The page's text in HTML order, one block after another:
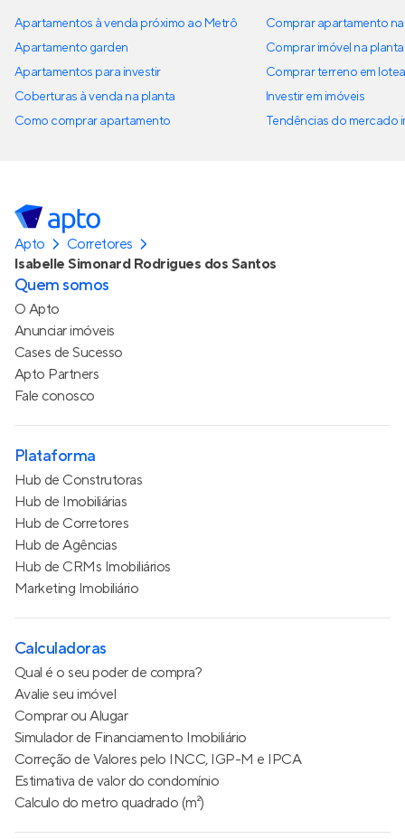
Apartamentos à venda próximo ao Metrô
Apartamento garden
Apartamentos para investir
Coberturas à venda na planta
Como comprar apartamento
Comprar apartamento
Comprar imóvel na planta
Comprar terreno em
Investir em imóveis
Tendências do mercado
Apto
Corretores
Isabelle Simonard Rodrigues dos Santos
Quem somos
O Apto
Anunciar imóveis
Cases de Sucesso
Apto Partners
Fale conosco
Plataforma
Hub de Construtoras
Hub de Imobiliárias
Hub de Corretores
Hub de Agências
Hub de CRMs Imobiliários
Marketing Imobiliário
Calculadoras
Qual é o seu poder de compra?
Avalie seu imóvel
Comprar ou Alugar
Simulador de Financiamento Imobiliário
Correção de Valores pelo INCC, IGP-M e IPCA
Estimativa de valor do condomínio
Calculo do metro quadrado (m²)